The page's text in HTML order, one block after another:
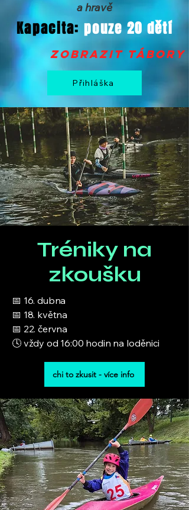
a hravě
Kapacita:pouze 20 dětí
zobrazit tábory
Přihláška
Tréniky na
zkoušku
📅 16. dubna
📅 18. května
📅 22. června
🕓 vždy od 16:00 hodin na loděnici
chi to zkusit - více info